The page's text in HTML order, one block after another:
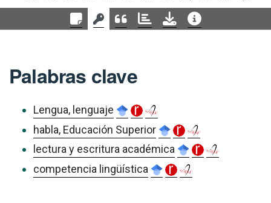
Palabras clave
Lengua, lenguaje
habla, Educación Superior
lectura y escritura académica
competencia lingüística